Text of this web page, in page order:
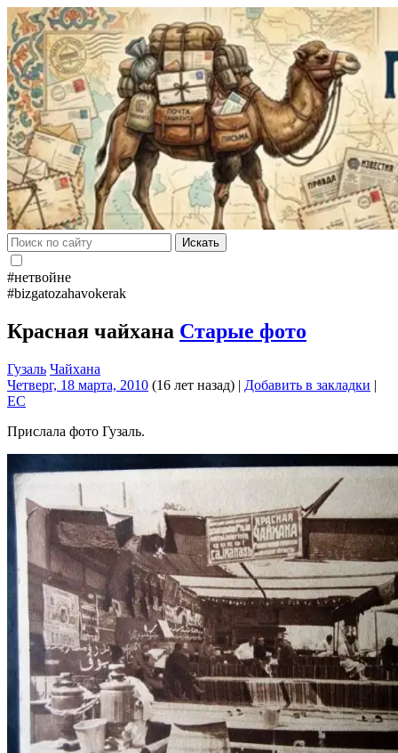
Искать
#нетвойне
#bizgatozahavokerak
Красная чайхана Старые фото
Гузаль Чайхана
Четверг, 18 марта, 2010 (16 лет назад) | Добавить в закладки |
EC
Прислала фото Гузаль.